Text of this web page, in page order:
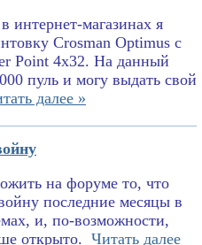
интернет-магазинах я
Crosman Optimus с
Point 4x32. На данный
пуль и могу выдать свой
далее »
на форуме то, что
последние месяцы в
и, по-возможности,
открыто. Читать далее